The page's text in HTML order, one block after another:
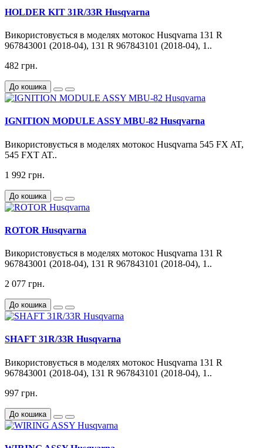
HOLDER KIT 31R/33R Husqvarna
Використовується в моделях мотокос Husqvarna 131 R
967843001 (2018-04), 131 R 967843101 (2018-04), 1..
482 грн.
До кошика
IGNITION MODULE ASSY MBU-82 Husqvarna
Використовується в моделях мотокос Husqvarna 545 FX AT,
545 FXT AT..
1 992 грн.
До кошика
ROTOR Husqvarna
Використовується в моделях мотокос Husqvarna 131 R
967843001 (2018-04), 131 R 967843101 (2018-04), 1..
2 077 грн.
До кошика
SHAFT 31R/33R Husqvarna
Використовується в моделях мотокос Husqvarna 131 R
967843001 (2018-04), 131 R 967843101 (2018-04), 1..
997 грн.
До кошика